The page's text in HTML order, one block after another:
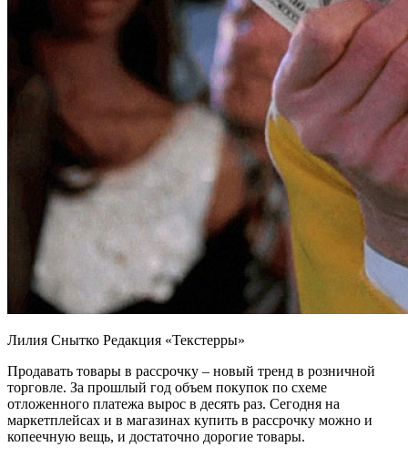
Лилия Снытко Редакция «Текстерры»
Продавать товары в рассрочку – новый тренд в розничной
торговле. За прошлый год объем покупок по схеме
отложенного платежа вырос в десять раз. Сегодня на
маркетплейсах и в магазинах купить в рассрочку можно и
копеечную вещь, и достаточно дорогие товары.